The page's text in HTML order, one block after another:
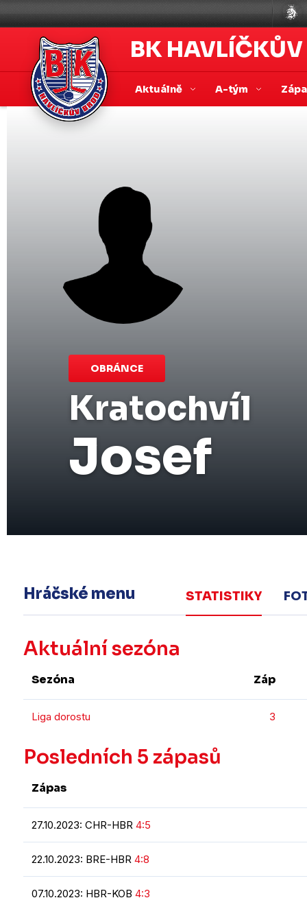
BK
Aktuálně A-tým
OBRÁNCE
Kratochvíl
Josef
Hráčské menu STATISTIKY
Aktuální sezóna
Sezóna Záp
Liga dorostu 3
Posledních 5 zápasů
Zápas
27.10.2023: CHR-HBR 4:5
22.10.2023: BRE-HBR 4:8
07.10.2023: HBR-KOB 4:3